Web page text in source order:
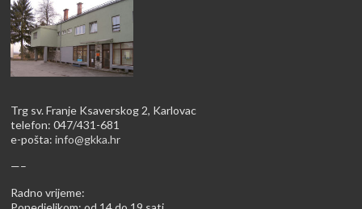
Trg sv. Franje Ksaverskog 2, Karlovac
telefon: 047/431-681
e-pošta:info@gkka.hr
—–
Radno vrijeme: